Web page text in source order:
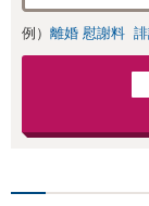
例） 離婚 慰謝料